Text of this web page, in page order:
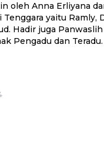
oleh Anna Erliyana
yaitu Ramly,
Hadir juga
Pengadu dan